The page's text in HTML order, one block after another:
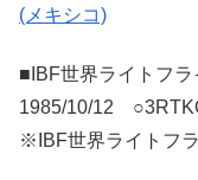
(メキシコ)
■IBF世界ライトフ
1985/10/12
※IBF世界ライトフ